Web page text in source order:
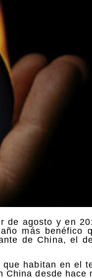
de agosto y en
más benéfico
de China, el
habitan en el
China desde hace